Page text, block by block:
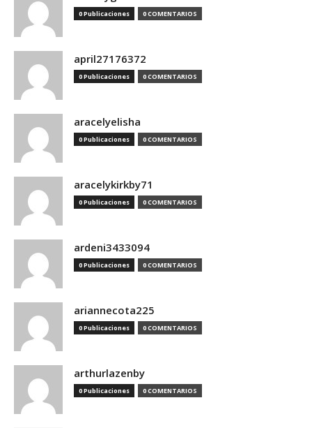
0 Publicaciones 0 COMENTARIOS
april27176372
0 Publicaciones 0 COMENTARIOS
aracelyelisha
0 Publicaciones 0 COMENTARIOS
aracelykirkby71
0 Publicaciones 0 COMENTARIOS
ardeni3433094
0 Publicaciones 0 COMENTARIOS
ariannecota225
0 Publicaciones 0 COMENTARIOS
arthurlazenby
0 Publicaciones 0 COMENTARIOS